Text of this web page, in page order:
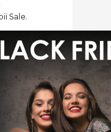
Sale.